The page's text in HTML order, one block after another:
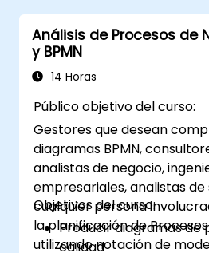
de negocios es garantizar
tecnológicas, de procesos
cumplan con los objetivos y
negocio. Es fundamental
organización, mediante la
que las soluciones
precisas, viables y
con los requisitos
Análisis de Procesos de
y BPMN
14 Horas
Público objetivo del curso:
Gestores que desean
diagramas BPMN,
analistas de negocio,
empresariales, analistas
cualquier persona
la planificación de
utilizando notación de
Objetivos del curso:
Producir diagramas de
calidad